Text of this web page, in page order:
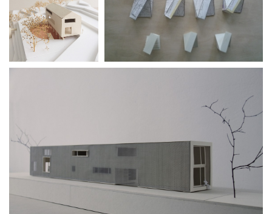
Projekte
Massivbau
Wettbewerbe
Umbau